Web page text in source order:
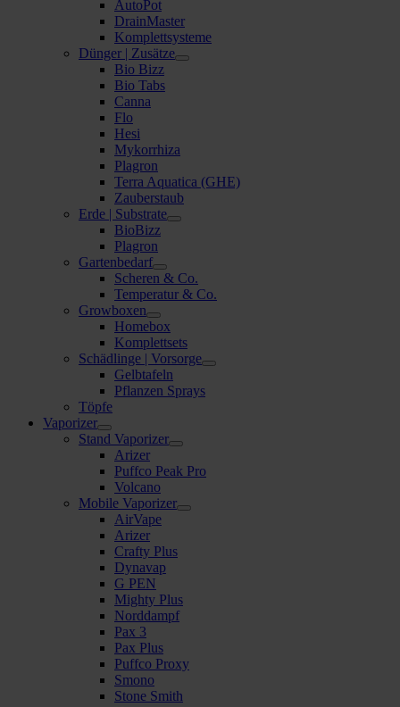
AutoPot
DrainMaster
Komplettsysteme
Dünger | Zusätze
Bio Bizz
Bio Tabs
Canna
Flo
Hesi
Mykorrhiza
Plagron
Terra Aquatica (GHE)
Zauberstaub
Erde | Substrate
BioBizz
Plagron
Gartenbedarf
Scheren & Co.
Temperatur & Co.
Growboxen
Homebox
Komplettsets
Schädlinge | Vorsorge
Gelbtafeln
Pflanzen Sprays
Töpfe
Vaporizer
Stand Vaporizer
Arizer
Puffco Peak Pro
Volcano
Mobile Vaporizer
AirVape
Arizer
Crafty Plus
Dynavap
G PEN
Mighty Plus
Norddampf
Pax 3
Pax Plus
Puffco Proxy
Smono
Stone Smith